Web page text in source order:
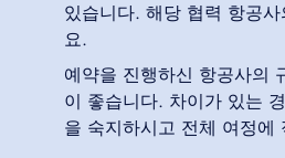
있습니다. 해당 협력 항공
요.
예약을 진행하신 항공사의
이 좋습니다. 차이가 있는
을 숙지하시고 전체 여정에